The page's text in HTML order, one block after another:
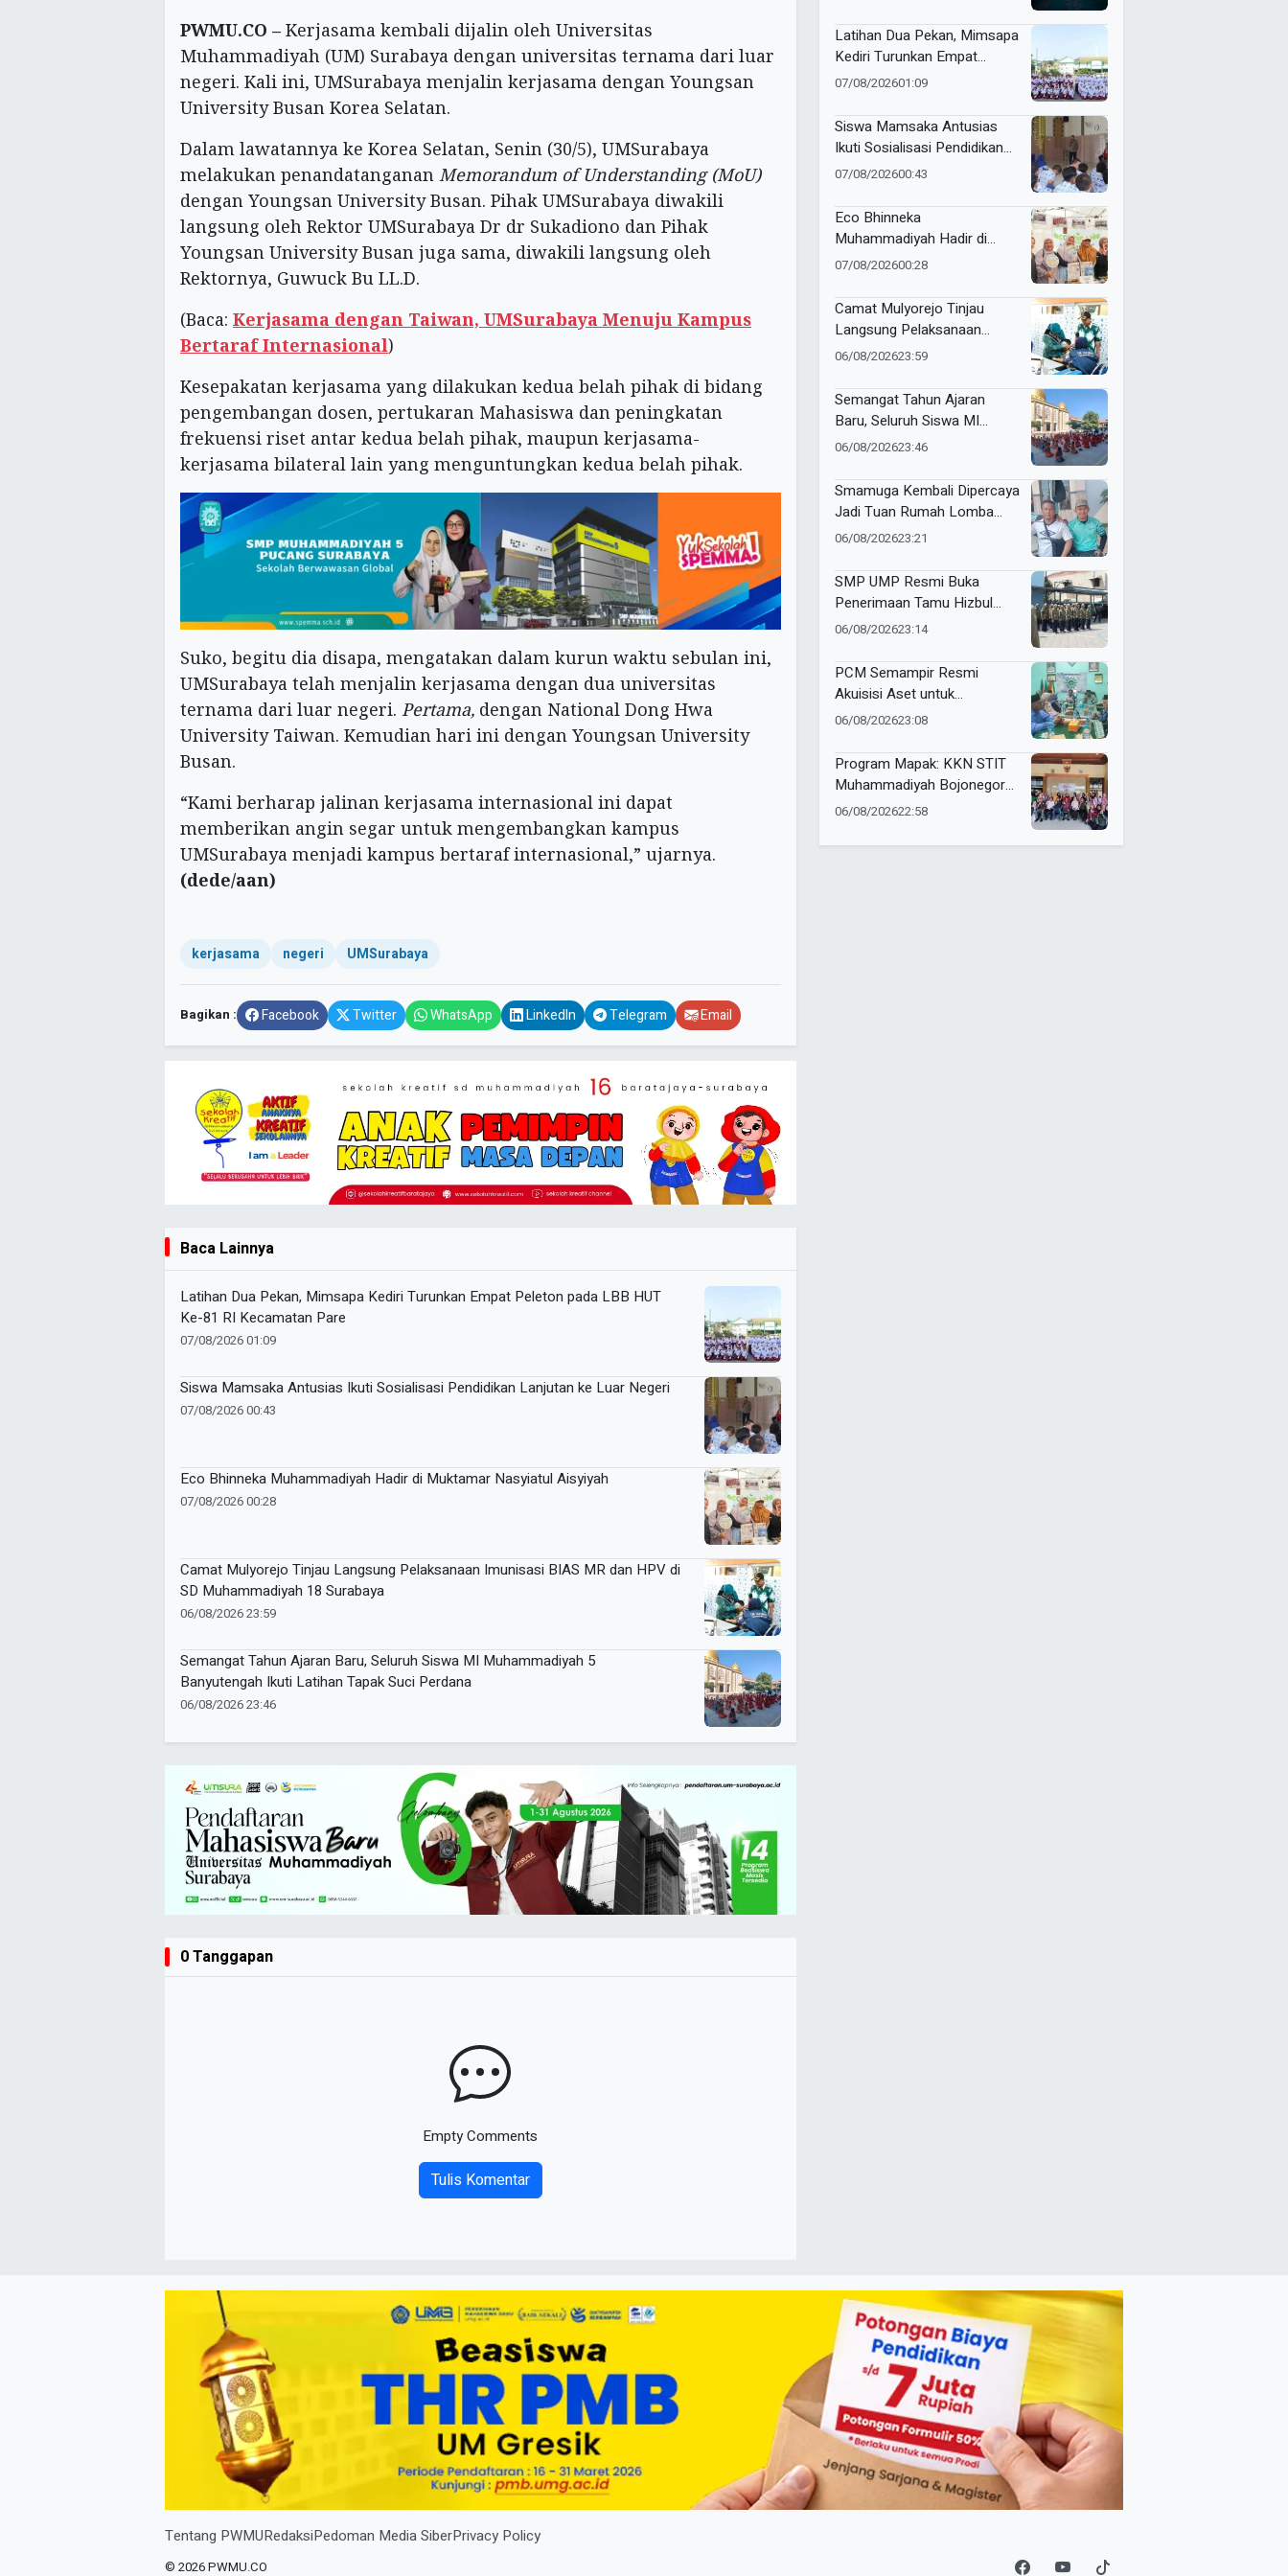
PWMU.CO – Kerjasama kembali dijalin oleh Universitas
Muhammadiyah (UM) Surabaya dengan universitas ternama dari luar
negeri. Kali ini, UMSurabaya menjalin kerjasama dengan Youngsan
University Busan Korea Selatan.
Dalam lawatannya ke Korea Selatan, Senin (30/5), UMSurabaya
melakukan penandatanganan Memorandum of Understanding (MoU)
dengan Youngsan University Busan. Pihak UMSurabaya diwakili
langsung oleh Rektor UMSurabaya Dr dr Sukadiono dan Pihak
Youngsan University Busan juga sama, diwakili langsung oleh
Rektornya, Guwuck Bu LL.D.
(Baca: Kerjasama dengan Taiwan, UMSurabaya Menuju Kampus
Bertaraf Internasional)
Kesepakatan kerjasama yang dilakukan kedua belah pihak di bidang
pengembangan dosen, pertukaran Mahasiswa dan peningkatan
frekuensi riset antar kedua belah pihak, maupun kerjasama-
kerjasama bilateral lain yang menguntungkan kedua belah pihak.
Suko, begitu dia disapa, mengatakan dalam kurun waktu sebulan ini,
UMSurabaya telah menjalin kerjasama dengan dua universitas
ternama dari luar negeri. Pertama, dengan National Dong Hwa
University Taiwan. Kemudian hari ini dengan Youngsan University
Busan.
“Kami berharap jalinan kerjasama internasional ini dapat
memberikan angin segar untuk mengembangkan kampus
UMSurabaya menjadi kampus bertaraf internasional,” ujarnya.
(dede/aan)
kerjasama negeri UMSurabaya
Bagikan : Facebook Twitter WhatsApp LinkedIn Telegram Email
Baca Lainnya
Latihan Dua Pekan, Mimsapa Kediri Turunkan Empat Peleton pada LBB HUT
Ke-81 RI Kecamatan Pare
07/08/2026 01:09
Siswa Mamsaka Antusias Ikuti Sosialisasi Pendidikan Lanjutan ke Luar Negeri
07/08/2026 00:43
Eco Bhinneka Muhammadiyah Hadir di Muktamar Nasyiatul Aisyiyah
07/08/2026 00:28
Camat Mulyorejo Tinjau Langsung Pelaksanaan Imunisasi BIAS MR dan HPV di
SD Muhammadiyah 18 Surabaya
06/08/2026 23:59
Semangat Tahun Ajaran Baru, Seluruh Siswa MI Muhammadiyah 5
Banyutengah Ikuti Latihan Tapak Suci Perdana
06/08/2026 23:46
0 Tanggapan
Empty Comments
Tulis Komentar
Latihan Dua Pekan, Mimsapa
Kediri Turunkan Empat
Peleton pada LBB HUT Ke-
07/08/202601:09
Siswa Mamsaka Antusias
Ikuti Sosialisasi Pendidikan
Lanjutan ke Luar Negeri
07/08/202600:43
Eco Bhinneka
Muhammadiyah Hadir di
Muktamar Nasyiatul Aisyiyah
07/08/202600:28
Camat Mulyorejo Tinjau
Langsung Pelaksanaan
Imunisasi BIAS MR dan HPV
Surabaya
06/08/202623:59
Semangat Tahun Ajaran
Baru, Seluruh Siswa MI
Muhammadiyah 5
Tapak Suci Perdana
06/08/202623:46
Smamuga Kembali Dipercaya
Jadi Tuan Rumah Lomba
Voli dan Futsal HUT RI Ke-81
06/08/202623:21
SMP UMP Resmi Buka
Penerimaan Tamu Hizbul
Wathan, Tema “Satu Qobilah,
06/08/202623:14
PCM Semampir Resmi
Akuisisi Aset untuk
Pengembangan Amal Usaha
06/08/202623:08
Program Mapak: KKN STIT
Muhammadiyah Bojonegoro
Gelar Sosialisasi Pengolahan
06/08/202622:58
Tentang PWMURedaksiPedoman Media SiberPrivacy Policy
© 2026 PWMU.CO